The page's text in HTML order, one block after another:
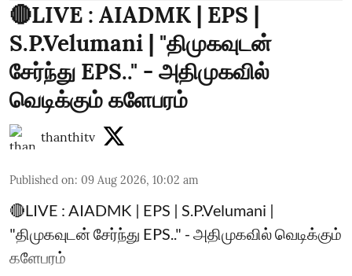
🔴LIVE : AIADMK | EPS |
S.P.Velumani | "திமுகவுடன்
சேர்ந்து EPS.." - அதிமுகவில்
வெடிக்கும் களேபரம்
thanthitv
Published on: 09 Aug 2026, 10:02 am
🔴LIVE : AIADMK | EPS | S.P.Velumani |
"திமுகவுடன் சேர்ந்து EPS.." - அதிமுகவில் வெடிக்கும்
களேபரம்